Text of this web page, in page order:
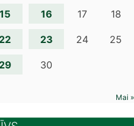
15 16 17 18
22 23 24 25
29 30
Mai »